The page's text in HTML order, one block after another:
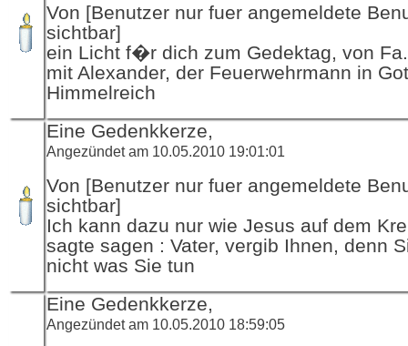
Von [Benutzer nur fuer angemeldete
sichtbar]
ein Licht f�r dich zum Gedektag, von
mit Alexander, der Feuerwehrmann in
Himmelreich
Eine Gedenkkerze,
Angezündet am 10.05.2010 19:01:01
Von [Benutzer nur fuer angemeldete
sichtbar]
Ich kann dazu nur wie Jesus auf dem
sagte sagen : Vater, vergib Ihnen, denn
nicht was Sie tun
Eine Gedenkkerze,
Angezündet am 10.05.2010 18:59:05